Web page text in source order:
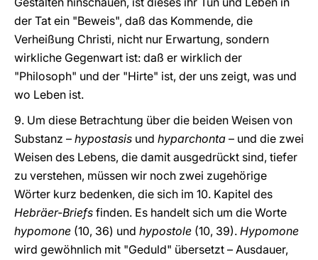
der Tat ein "Beweis", daß das Kommende, die
Verheißung Christi, nicht nur Erwartung, sondern
wirkliche Gegenwart ist: daß er wirklich der
"Philosoph" und der "Hirte" ist, der uns zeigt, was und
wo Leben ist.
9. Um diese Betrachtung über die beiden Weisen von
Substanz – hypostasis und hyparchonta – und die zwei
Weisen des Lebens, die damit ausgedrückt sind, tiefer
zu verstehen, müssen wir noch zwei zugehörige
Wörter kurz bedenken, die sich im 10. Kapitel des
Hebräer-Briefs finden. Es handelt sich um die Worte
hypomone (10, 36) und hypostole (10, 39). Hypomone
wird gewöhnlich mit "Geduld" übersetzt – Ausdauer,